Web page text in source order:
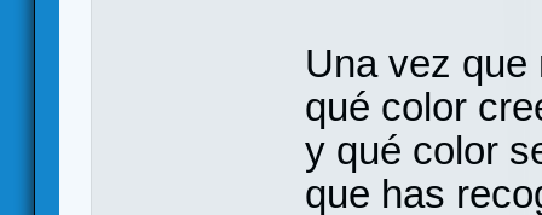
Una vez que
qué color
y qué color
que has